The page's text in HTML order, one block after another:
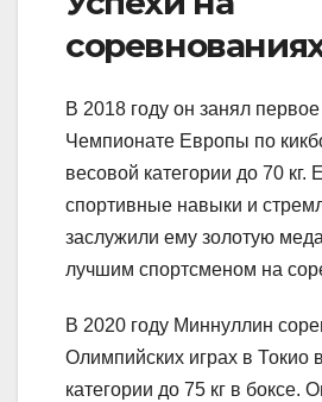
В 2018 году он занял
Чемпионате Европы по
весовой категории до 70
спортивные навыки и
заслужили ему золотую
лучшим спортсменом на
В 2020 году Миннуллин
Олимпийских играх в Токио
категории до 75 кг в боксе.